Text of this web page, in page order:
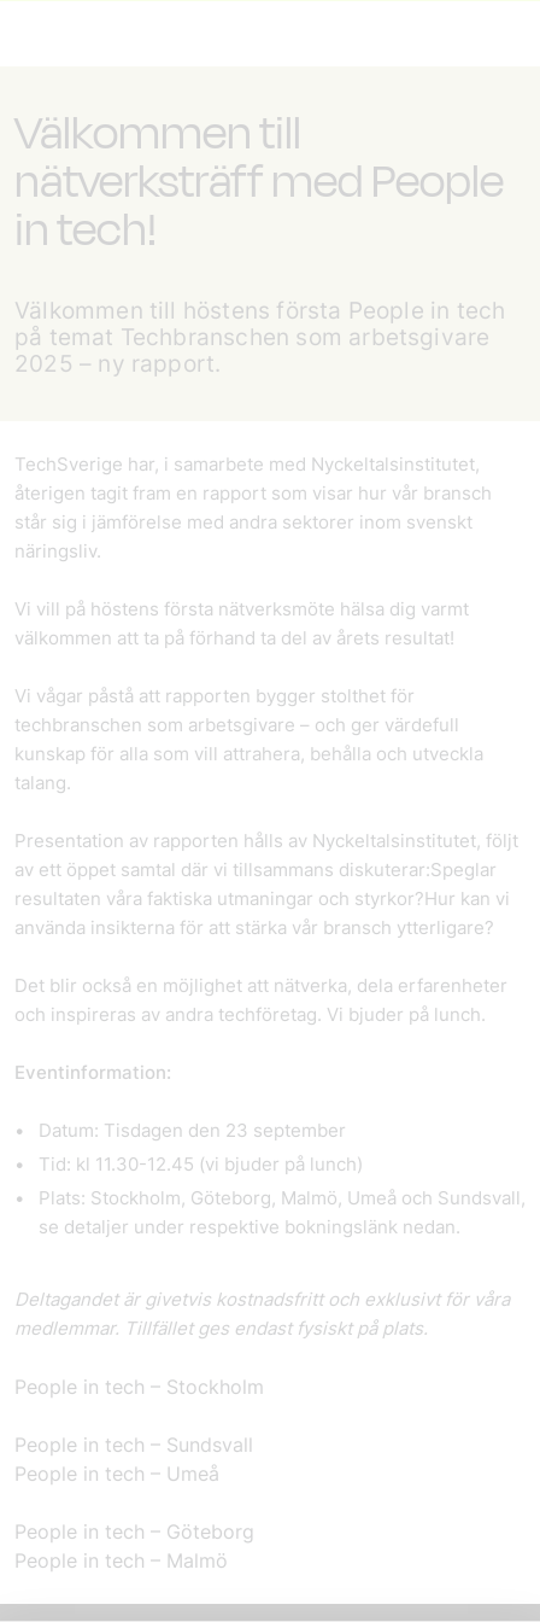
Välkommen till
nätverksträff med People
in tech!
Välkommen till höstens första People in tech
på temat Techbranschen som arbetsgivare
2025 – ny rapport.
TechSverige har, i samarbete med Nyckeltalsinstitutet,
återigen tagit fram en rapport som visar hur vår bransch
står sig i jämförelse med andra sektorer inom svenskt
näringsliv.
Vi vill på höstens första nätverksmöte hälsa dig varmt
välkommen att ta på förhand ta del av årets resultat!
Vi vågar påstå att rapporten bygger stolthet för
techbranschen som arbetsgivare – och ger värdefull
kunskap för alla som vill attrahera, behålla och utveckla
talang.
Presentation av rapporten hålls av Nyckeltalsinstitutet, följt
av ett öppet samtal där vi tillsammans diskuterar:Speglar
resultaten våra faktiska utmaningar och styrkor?Hur kan vi
använda insikterna för att stärka vår bransch ytterligare?
Det blir också en möjlighet att nätverka, dela erfarenheter
och inspireras av andra techföretag. Vi bjuder på lunch.
Eventinformation:
Datum: Tisdagen den 23 september
Tid: kl 11.30-12.45 (vi bjuder på lunch)
Plats: Stockholm, Göteborg, Malmö, Umeå och Sundsvall,
se detaljer under respektive bokningslänk nedan.
Deltagandet är givetvis kostnadsfritt och exklusivt för våra
medlemmar. Tillfället ges endast fysiskt på plats.
People in tech – Stockholm
People in tech – Sundsvall
People in tech – Umeå
People in tech – Göteborg
People in tech – Malmö